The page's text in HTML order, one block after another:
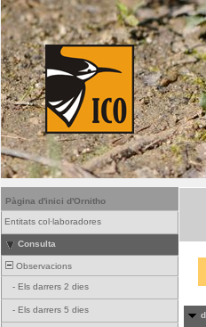
Pàgina d'inici d'Ornitho
Entitats col·laboradores
Consulta
Observacions
- Els darrers 2 dies
- Els darrers 5 dies